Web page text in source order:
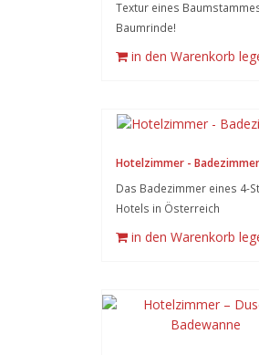
Textur eines
Baumrinde!
in den Warenkorb
Hotelzimmer - Badezimmer
Das Badezimmer eines 4-
Hotels in Österreich
in den Warenkorb